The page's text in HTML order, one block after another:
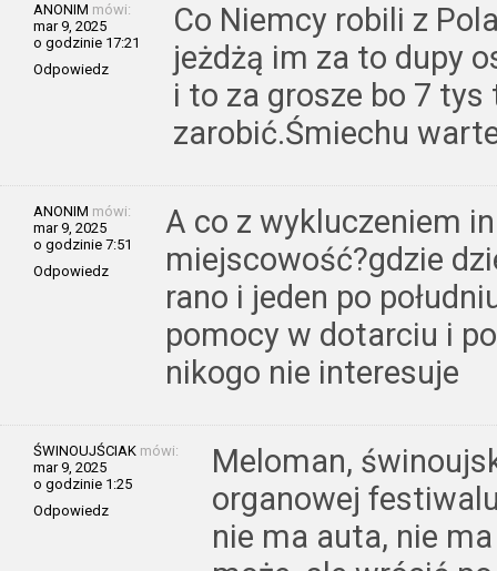
ANONIM mówi:
mar 9, 2025
o godzinie 17:21
Odpowiedz
Co Niemcy robili z
jeżdżą im za to dupy
i to za grosze bo 7
zarobić.Śmiechu
ANONIM mówi:
mar 9, 2025
o godzinie 7:51
Odpowiedz
A co z wykluczeniem
miejscowość?gdzie
rano i jeden po
pomocy w dotarciu i
nikogo nie interesuje
ŚWINOUJŚCIAK mówi:
mar 9, 2025
o godzinie 1:25
Odpowiedz
Meloman,
organowej
nie ma auta, nie